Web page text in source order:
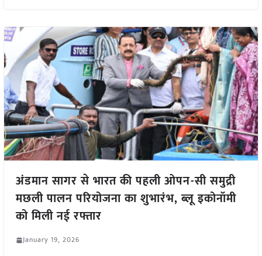
अंडमान सागर से भारत की पहली ओपन-सी समुद्री
मछली पालन परियोजना का शुभारंभ, ब्लू इकोनॉमी
को मिली नई रफ्तार
January 19, 2026